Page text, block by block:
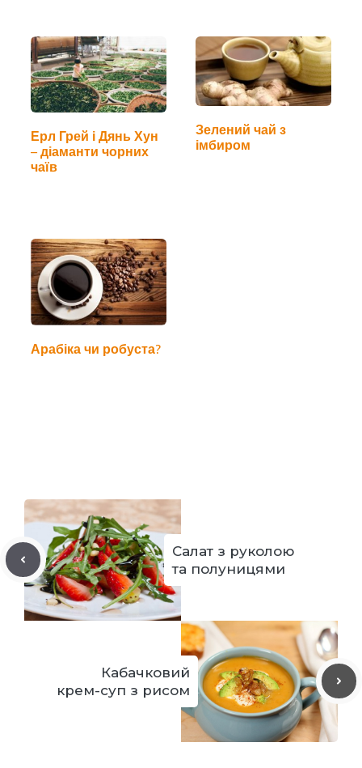
Ерл Грей і Дянь Хун
– діаманти чорних
чаїв
Зелений чай з
імбиром
Арабіка чи робуста?
Салат з руколою
та полуницями
Кабачковий
крем-суп з рисом